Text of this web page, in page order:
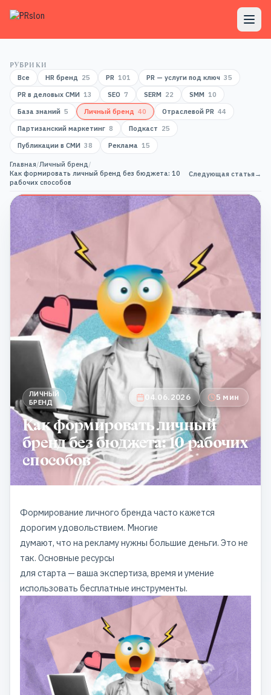
РУБРИКИ
Все
HR бренд 25 PR 101 PR — услуги под ключ 35
PR в деловых СМИ 13 SEO 7 SERM 22 SMM 10
База знаний 5 Личный бренд 40 Отраслевой PR 44
Партизанский маркетинг 8 Подкаст 25
Публикации в СМИ 38 Реклама 15
Главная/Личный бренд/
Как формировать личный бренд без бюджета: 10
рабочих способов
Следующая статья→
ЛИЧНЫЙ
БРЕНД
04.06.2026 5 мин
Как формировать личный
бренд без бюджета: 10 рабочих
способов
Формирование личного бренда часто кажется
дорогим удовольствием. Многие
думают, что на рекламу нужны большие деньги. Это не
так. Основные ресурсы
для старта — ваша экспертиза, время и умение
использовать бесплатные инструменты.